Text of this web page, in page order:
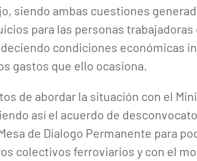
siendo ambas cuestiones
para las personas
condiciones económicas
gastos que ello ocasiona.
de abordar la situación con el
así el acuerdo de
de Dialogo Permanente para
colectivos ferroviarios y con el